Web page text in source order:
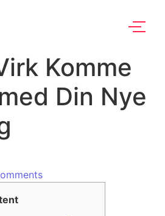
Komme
Din Nye